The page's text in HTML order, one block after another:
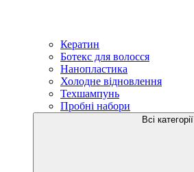
Кератин
Ботекс для волосся
Нанопластика
Холодне відновлення
Техшампунь
Пробні набори
Всі категорії